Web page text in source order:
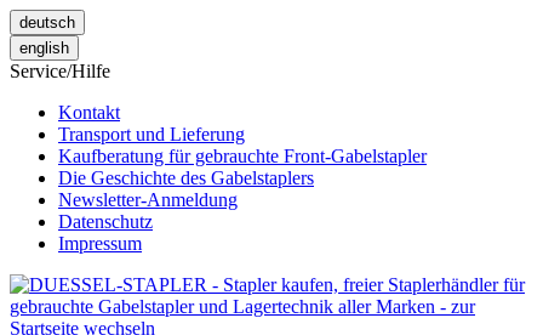
deutsch
english
Service/Hilfe
Kontakt
Transport und Lieferung
Kaufberatung für gebrauchte Front-Gabelstapler
Die Geschichte des Gabelstaplers
Newsletter-Anmeldung
Datenschutz
Impressum